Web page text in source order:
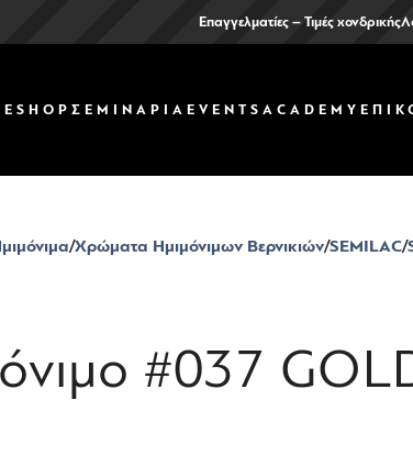
Επαγγελματίες – Τιμές χονδρικής
ΕSHOP ΣΕΜΙΝΑΡΙΑ EVENTS ACADEMY
Χρώματα Ημιμόνιμων Βερνικιών SEMILAC
#037